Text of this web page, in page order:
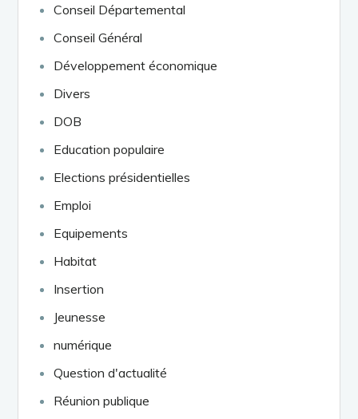
Conseil Départemental
Conseil Général
Développement économique
Divers
DOB
Education populaire
Elections présidentielles
Emploi
Equipements
Habitat
Insertion
Jeunesse
numérique
Question d'actualité
Réunion publique